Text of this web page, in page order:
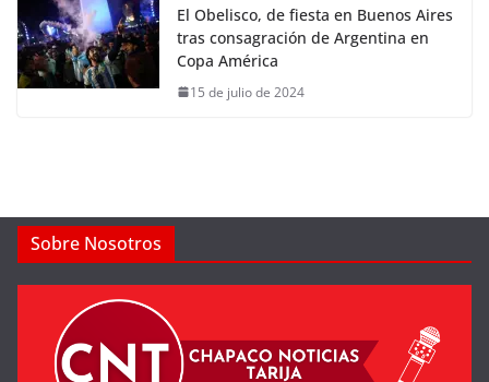
El Obelisco, de fiesta en Buenos Aires
tras consagración de Argentina en
Copa América
15 de julio de 2024
Sobre Nosotros